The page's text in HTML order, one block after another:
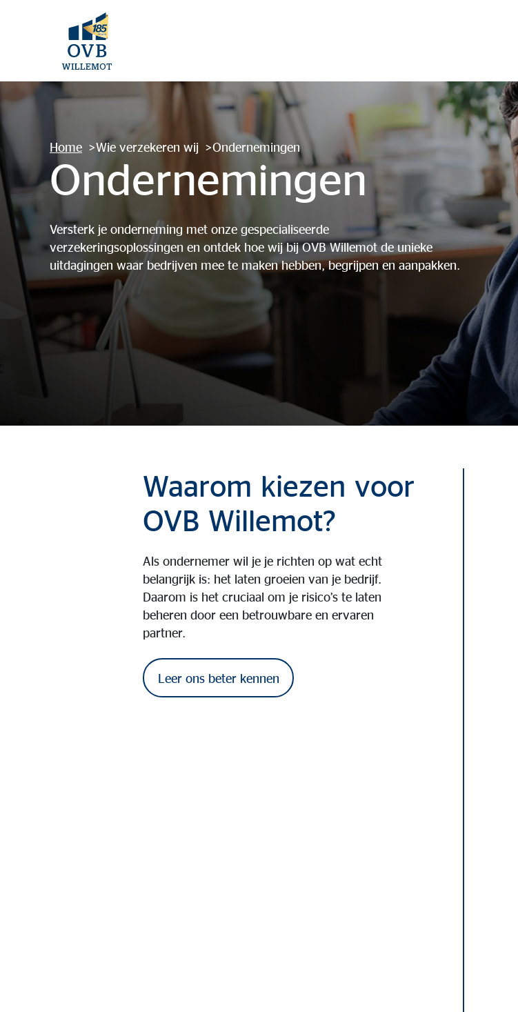
Home Wie verzekeren wij Ondernemingen
Ondernemingen
Versterk je onderneming met onze gespecialiseerde
verzekeringsoplossingen en ontdek hoe wij bij OVB Willemot de unieke
uitdagingen waar bedrijven mee te maken hebben, begrijpen en aanpakken.
Waarom kiezen voor
OVB Willemot?
Als ondernemer wil je je richten op wat echt
belangrijk is: het laten groeien van je bedrijf.
Daarom is het cruciaal om je risico’s te laten
beheren door een betrouwbare en ervaren
partner.
Leer ons beter kennen